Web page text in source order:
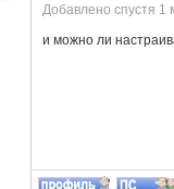
Добавлено спустя 1
и можно ли